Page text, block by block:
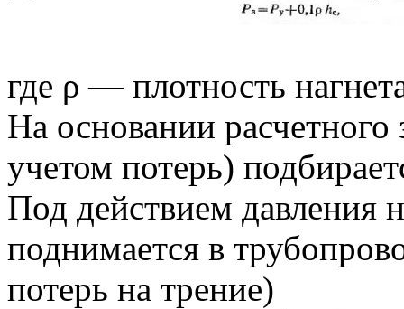
где ρ — плотность
На основании расчетного
учетом потерь)
Под действием давления
поднимается в
потерь на трение)